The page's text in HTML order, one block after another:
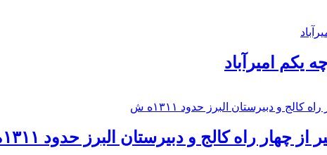
یکم امیرآباد
راه كالج و دبيرستان البرز حدود ۱۳۱۱ه ش